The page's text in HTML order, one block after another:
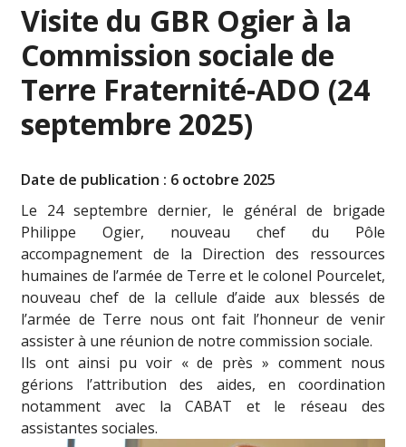
Visite du GBR Ogier à la
Commission sociale de
Terre Fraternité-ADO (24
septembre 2025)
Date de publication : 6 octobre 2025
Le 24 septembre dernier, le général de brigade
Philippe Ogier, nouveau chef du Pôle
accompagnement de la Direction des ressources
humaines de l’armée de Terre et le colonel Pourcelet,
nouveau chef de la cellule d’aide aux blessés de
l’armée de Terre nous ont fait l’honneur de venir
assister à une réunion de notre commission sociale.
Ils ont ainsi pu voir « de près » comment nous
gérions l’attribution des aides, en coordination
notamment avec la CABAT et le réseau des
assistantes sociales.